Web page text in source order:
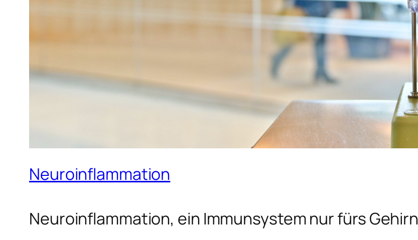
Neuroinflammation
Neuroinflammation, ein Immunsystem nur fürs Gehirn